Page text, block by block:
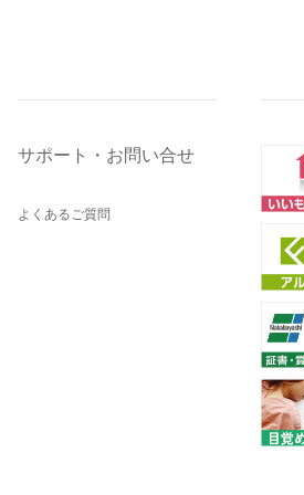
サポート・お問い合せ
よくあるご質問